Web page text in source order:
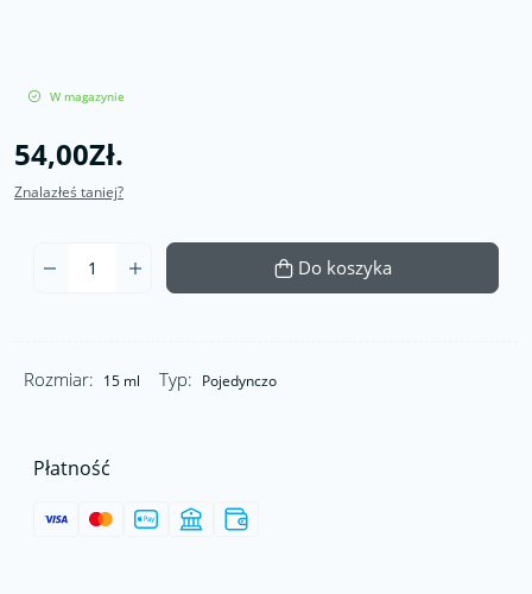
W magazynie
54,00Zł.
Znalazłeś taniej?
Do koszyka
Rozmiar: 15 ml Typ: Pojedynczo
Płatność